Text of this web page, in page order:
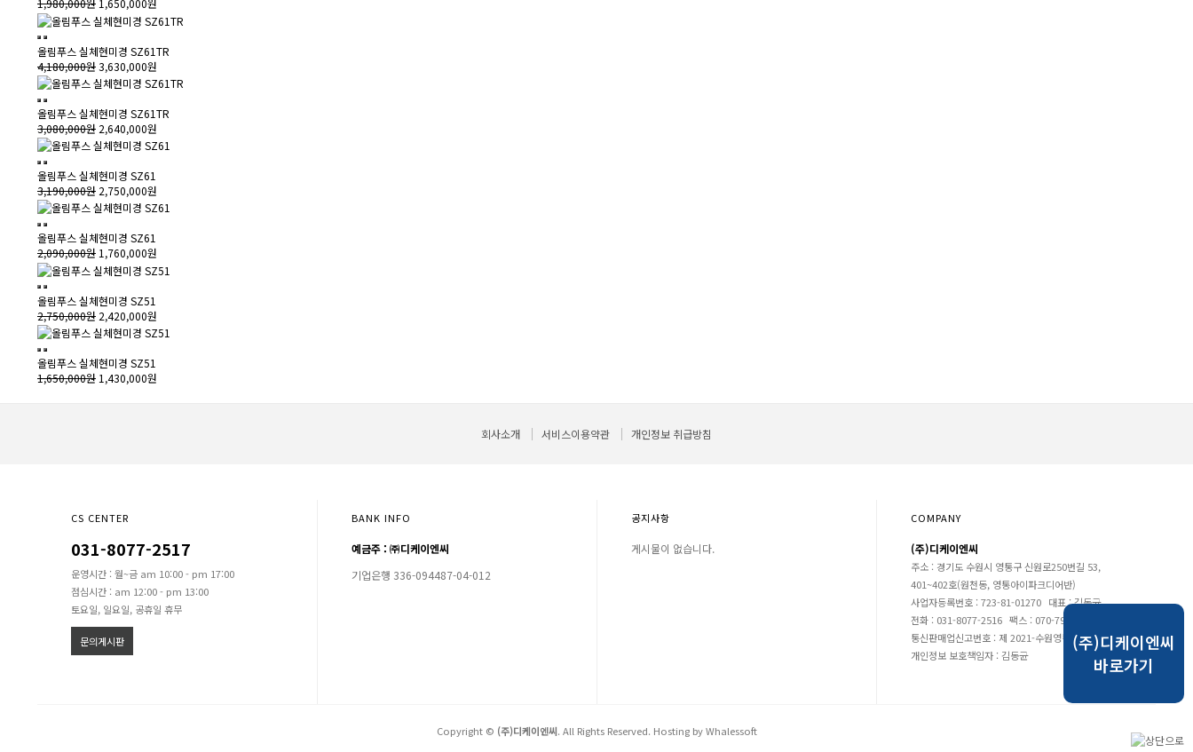
1,980,000원1,650,000원
올림푸스 실체현미경 SZ61TR
4,180,000원3,630,000원
올림푸스 실체현미경 SZ61TR
3,080,000원 2,640,000원
올림푸스 실체현미경 SZ61
3,190,000원 2,750,000원
올림푸스 실체현미경 SZ61
2,090,000원1,760,000원
올림푸스 실체현미경 SZ51
2,750,000원 2,420,000원
올림푸스 실체현미경 SZ51
1,650,000원 1,430,000원
(주)디케이엔씨
바로가기
회사소개 서비스이용약관 개인정보 취급방침
CS CENTER
031-8077-2517
운영시간 : 월~금 am 10:00 - pm 17:00
점심시간 : am 12:00 - pm 13:00
토요일, 일요일, 공휴일 휴무
문의게시판
BANK INFO
예금주 : ㈜디케이엔씨
기업은행 336-094487-04-012
공지사항
게시물이 없습니다.
COMPANY
(주)디케이엔씨
주소 : 경기도 수원시 영통구 신원로250번길 53,
401~402호(원천동, 영통아이파크디어반)
사업자등록번호 : 723-81-01270 대표 : 김동균
전화 : 031-8077-2516 팩스 : 070-7966-2516
통신판매업신고번호 : 제 2021-수원영통-0540 호
개인정보 보호책임자 : 김동균
Copyright © (주)디케이엔씨. All Rights Reserved. Hosting byWhalessoft